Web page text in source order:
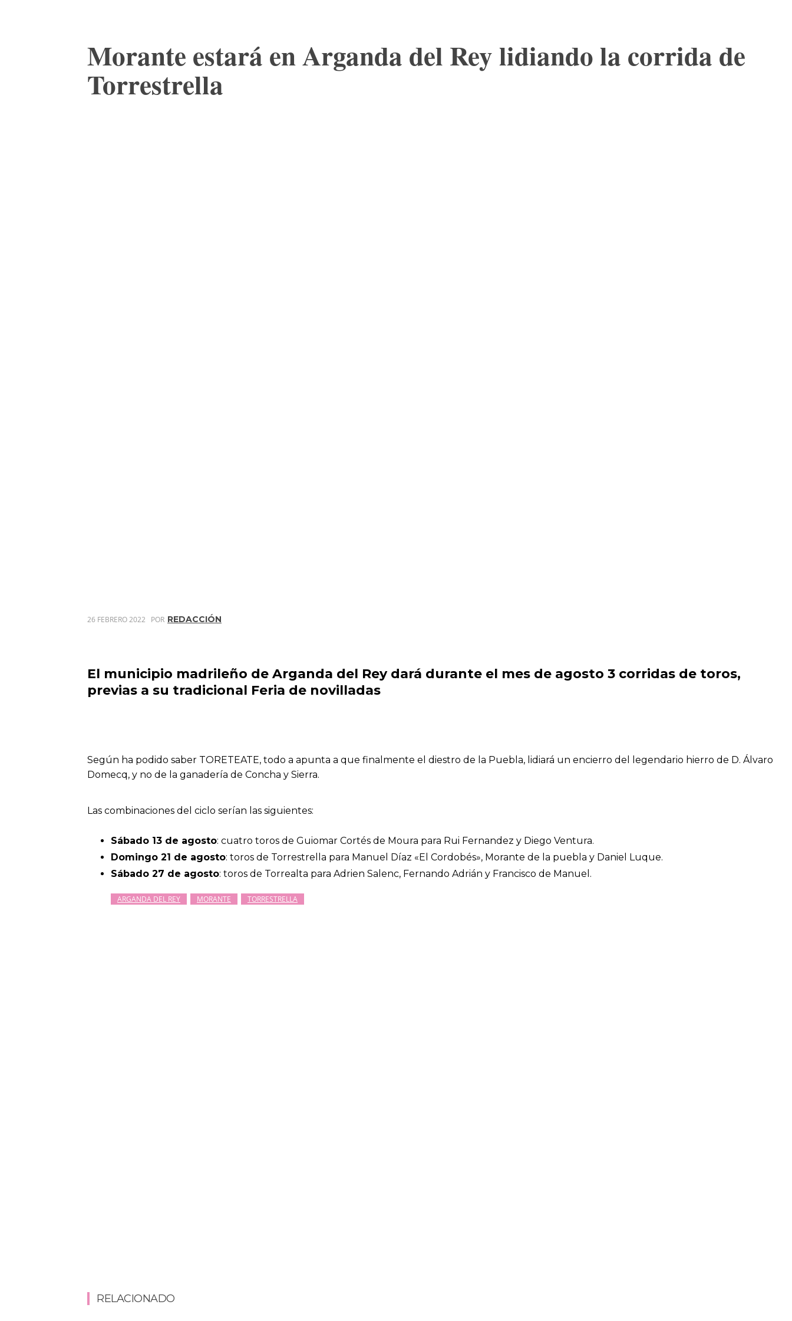
Morante estará en Arganda del Rey lidiando la corrida de
Torrestrella
26 FEBRERO 2022 POR REDACCIÓN
El municipio madrileño de Arganda del Rey dará durante el mes de agosto 3 corridas de toros,
previas a su tradicional Feria de novilladas
Según ha podido saber TORETEATE, todo a apunta a que finalmente el diestro de la Puebla, lidiará un encierro del legendario hierro de D. Álvaro
Domecq, y no de la ganadería de Concha y Sierra.
Las combinaciones del ciclo serían las siguientes:
Sábado 13 de agosto: cuatro toros de Guiomar Cortés de Moura para Rui Fernandez y Diego Ventura.
Domingo 21 de agosto: toros de Torrestrella para Manuel Díaz «El Cordobés», Morante de la puebla y Daniel Luque.
Sábado 27 de agosto: toros de Torrealta para Adrien Salenc, Fernando Adrián y Francisco de Manuel.
ARGANDA DEL REY MORANTE TORRESTRELLA
RELACIONADO